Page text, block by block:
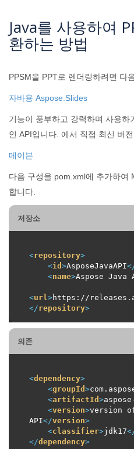
Java를 사용하여
환하는 방법
PPSM을 PPT로 렌더링하려면 다
자바용 Aspose.Slides
기능이 풍부하고 강력하며 사용
인 API입니다. 에서 직접 최신 버
메이븐
다음 구성을 pom.xml에 추가하여
합니다.
저장소
<repository>
<id >AsposeJavaAPI
<name>Aspose Java
<url >https://
</repository>
의존
<dependency>
<groupId >
<artifactId >
<version>version
API</version>
<classifier>jdk17
</dependency>